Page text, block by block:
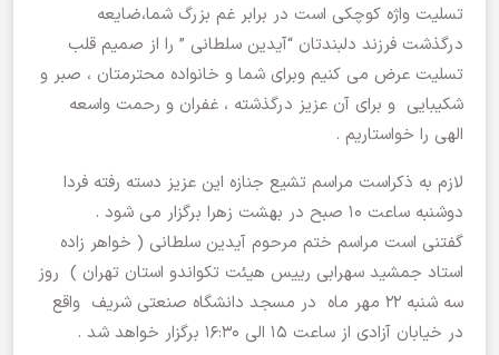
تسلیت واژه کوچکی است در برابر غم بزرگ شما،ضایعه
درگذشت فرزند دلبندتان “آیدین سلطانی ” را از صمیم قلب
تسلیت عرض می کنیم وبرای شما و خانواده محترمتان ، صبر و
شکیبایی و برای آن عزیز درگذشته ، غفران و رحمت واسعه
الهی را خواستاریم .
لازم به ذکراست مراسم تشیع جنازه این عزیز دسته رفته فردا
دوشنبه ساعت ۱۰ صبح در بهشت زهرا برگزار می شود .
گفتنی است مراسم ختم مرحوم آیدین سلطانی ( خواهر زاده
استاد جمشید سهرابی رییس هیئت تکواندو استان تهران ) روز
سه شنبه ۲۲ مهر ماه در مسجد دانشگاه صنعتی شریف واقع
در خیابان آزادی از ساعت ۱۵ الی ۱۶:۳۰ برگزار خواهد شد .